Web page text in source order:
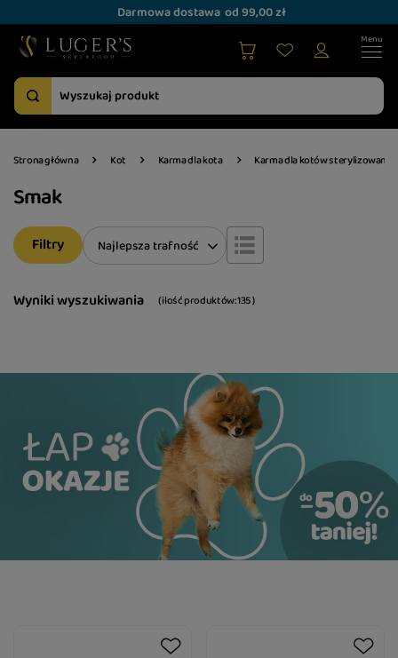
Darmowa dostawa od 99,00 zł
Strona główna Kot Karma dla kota Karma dla kotów
Smak
Wyniki wyszukiwania ( ilość produktów:135)
Zmień sortowanie
Najlepsza trafność
Filtry